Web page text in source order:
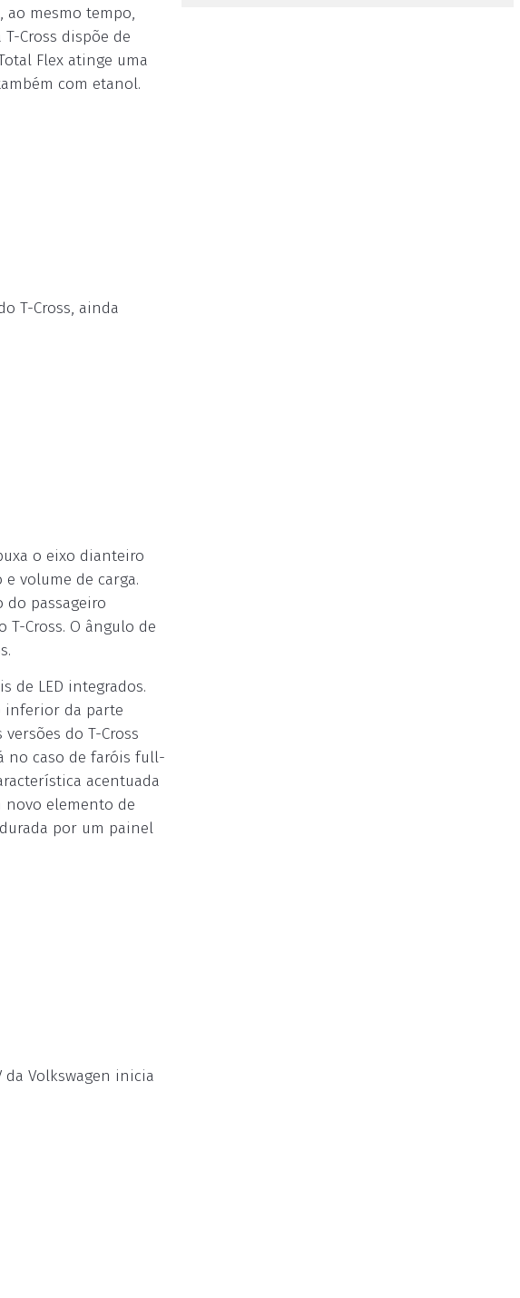
ao mesmo tempo,
Cross dispõe de
Flex atinge uma
com etanol.
T-Cross, ainda
o eixo dianteiro
volume de carga.
do passageiro
Cross. O ângulo de
de LED integrados.
inferior da parte
do T-Cross
no caso de faróis full-
acentuada
novo elemento de
por um painel
da Volkswagen inicia